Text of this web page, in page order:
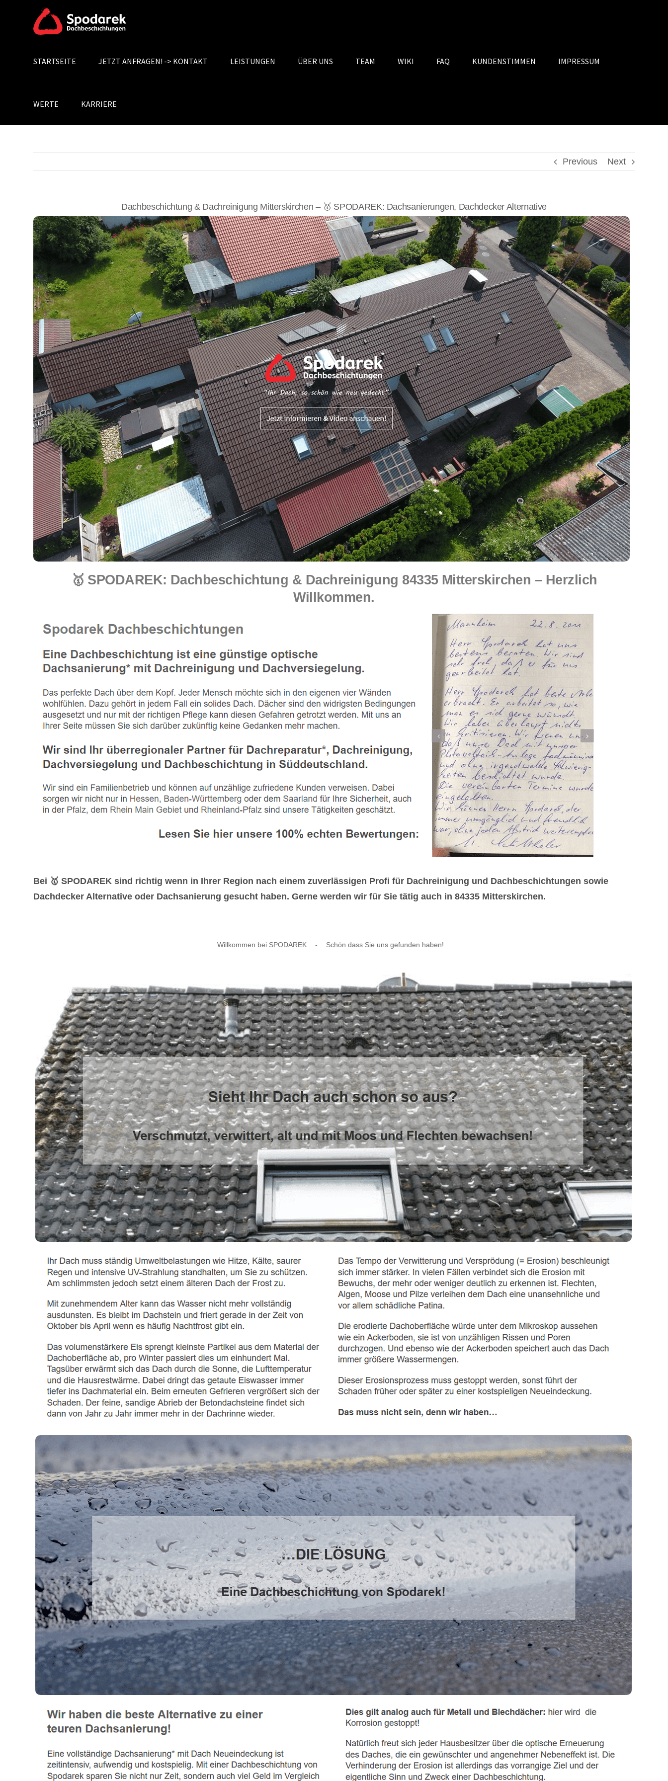
Search
STARTSEITE JETZT ANFRAGEN! -> KONTAKT LEISTUNGEN ÜBER UNS TEAM WIKI FAQ KUNDENSTIMMEN IMPRESSUM
WERTE KARRIERE
Previous Next
Dachbeschichtung & Dachreinigung Mitterskirchen – 🥇 SPODAREK: Dachsanierungen, Dachdecker Alternative
🥇 SPODAREK: Dachbeschichtung & Dachreinigung 84335 Mitterskirchen – Herzlich
Willkommen.
Bei 🥇 SPODAREK sind richtig wenn in Ihrer Region nach einem zuverlässigen Profi für Dachreinigung und Dachbeschichtungen sowie
Dachdecker Alternative oder Dachsanierung gesucht haben. Gerne werden wir für Sie tätig auch in 84335 Mitterskirchen.
Willkommen bei SPODAREK - Schön dass Sie uns gefunden haben!